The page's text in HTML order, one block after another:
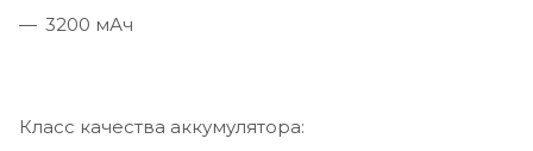
3200 мАч
Класс качества аккумулятора: